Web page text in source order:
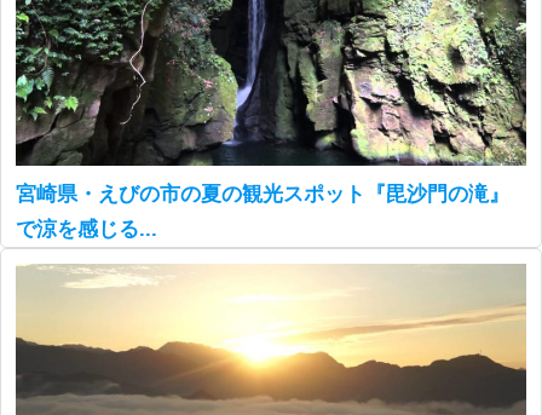
宮崎県・えびの市の夏の観光スポット『毘沙門の滝』
で涼を感じる...